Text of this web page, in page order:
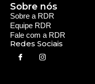
Sobre a RDR
Equipe RDR
Fale com a RDR
Redes Sociais
Sobre nós